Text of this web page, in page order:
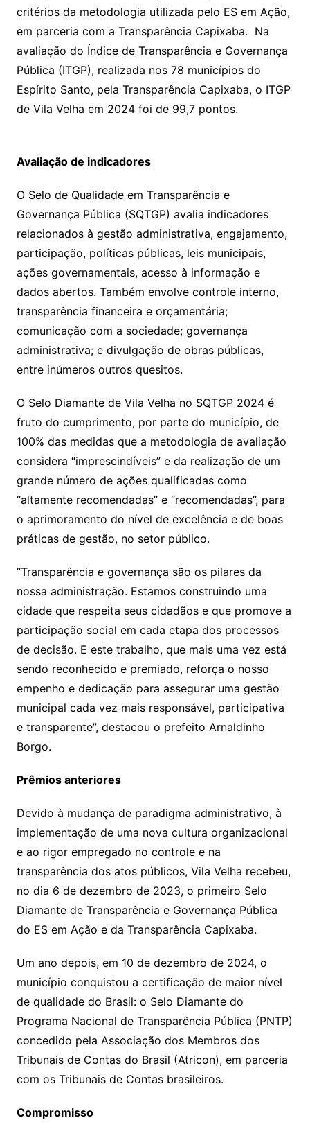
critérios da metodologia utilizada pelo ES em Ação,
em parceria com a Transparência Capixaba. Na
avaliação do Índice de Transparência e Governança
Pública (ITGP), realizada nos 78 municípios do
Espírito Santo, pela Transparência Capixaba, o ITGP
de Vila Velha em 2024 foi de 99,7 pontos.
Avaliação de indicadores
O Selo de Qualidade em Transparência e
Governança Pública (SQTGP) avalia indicadores
relacionados à gestão administrativa, engajamento,
participação, políticas públicas, leis municipais,
ações governamentais, acesso à informação e
dados abertos. Também envolve controle interno,
transparência financeira e orçamentária;
comunicação com a sociedade; governança
administrativa; e divulgação de obras públicas,
entre inúmeros outros quesitos.
O Selo Diamante de Vila Velha no SQTGP 2024 é
fruto do cumprimento, por parte do município, de
100% das medidas que a metodologia de avaliação
considera “imprescindíveis” e da realização de um
grande número de ações qualificadas como
“altamente recomendadas” e “recomendadas”, para
o aprimoramento do nível de excelência e de boas
práticas de gestão, no setor público.
“Transparência e governança são os pilares da
nossa administração. Estamos construindo uma
cidade que respeita seus cidadãos e que promove a
participação social em cada etapa dos processos
de decisão. E este trabalho, que mais uma vez está
sendo reconhecido e premiado, reforça o nosso
empenho e dedicação para assegurar uma gestão
municipal cada vez mais responsável, participativa
e transparente”, destacou o prefeito Arnaldinho
Borgo.
Prêmios anteriores
Devido à mudança de paradigma administrativo, à
implementação de uma nova cultura organizacional
e ao rigor empregado no controle e na
transparência dos atos públicos, Vila Velha recebeu,
no dia 6 de dezembro de 2023, o primeiro Selo
Diamante de Transparência e Governança Pública
do ES em Ação e da Transparência Capixaba.
Um ano depois, em 10 de dezembro de 2024, o
município conquistou a certificação de maior nível
de qualidade do Brasil: o Selo Diamante do
Programa Nacional de Transparência Pública (PNTP)
concedido pela Associação dos Membros dos
Tribunais de Contas do Brasil (Atricon), em parceria
com os Tribunais de Contas brasileiros.
Compromisso